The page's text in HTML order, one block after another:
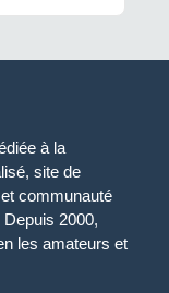
à la
site de
communauté
2000,
les amateurs et